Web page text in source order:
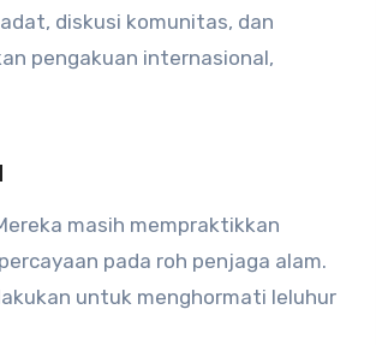
diskusi komunitas, dan
pengakuan internasional,
masih mempraktikkan
pada roh penjaga alam.
untuk menghormati leluhur